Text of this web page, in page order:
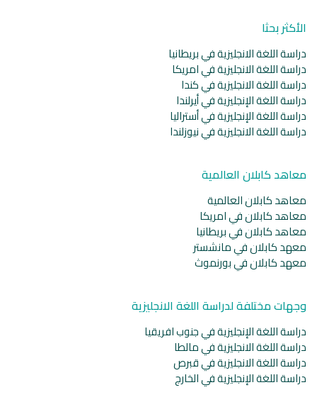
الأكثر بحثا
دراسة اللغة الانجليزية في بريطانيا
دراسة اللغة الانجليزية في امريكا
دراسة اللغة الانجليزية في كندا
دراسة اللغة الإنجليزية في أيرلندا
دراسة اللغة الإنجليزية في أستراليا
دراسة اللغة الانجليزية في نيوزلندا
معاهد كابلان العالمية
معاهد كابلان العالمية
معاهد كابلان في امريكا
معاهد كابلان في بريطانيا
معهد كابلان في مانشستر
معهد كابلان في بورنموث
وجهات مختلفة لدراسة اللغة الانجليزية
دراسة اللغة الإنجليزية في جنوب افريقيا
دراسة اللغة الانجليزية في مالطا
دراسة اللغة الانجليزية في قبرص
دراسة اللغة الإنجليزية في الخارج